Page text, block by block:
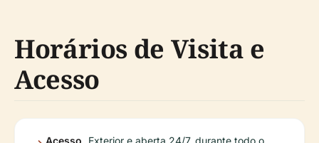
Horários de Visita e
Acesso
Acesso
Exterior e aberta 24/7, durante todo o